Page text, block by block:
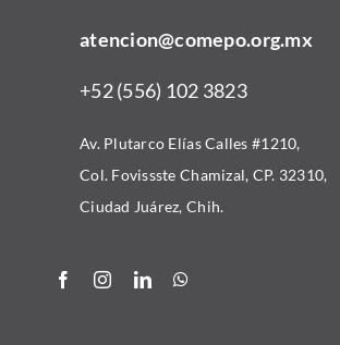
Recursos
atencion@comepo.org.mx
+52 (556) 102 3823
Av. Plutarco Elías Calles #1210,
Col. Fovissste Chamizal, CP. 32310,
Ciudad Juárez, Chih.